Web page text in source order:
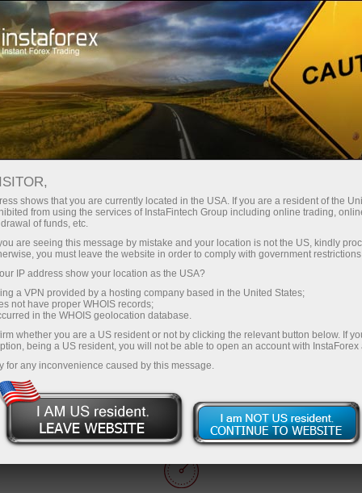
Как открыть реальный
счет на Форекс для
торговли?
Реальный торговый счет — это денежный
депозит для торговли на Форекс,
открываемый трейдером в брокерской
компании. Открытие такого счета
подразумевает внесение средств на депозит
с целью совершения сделок на финансовых
рынках.
shows that you are currently located in the USA. If you are a resident of the
from using the services of InstaFintech Group including online trading,
of funds, etc.
are seeing this message by mistake and your location is not the US, kindly
you must leave the website in order to comply with government
IP address show your location as the USA?
a VPN provided by a hosting company based in the United States;
not have proper WHOIS records;
in the WHOIS geolocation database.
whether you are a US resident or not by clicking the relevant button below. If
being a US resident, you will not be able to open an account with InstaForex
for any inconvenience caused by this message.